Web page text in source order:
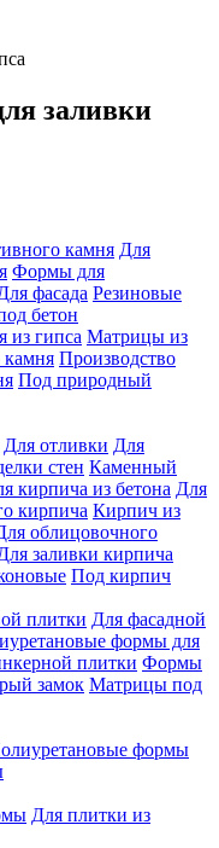
заливки
камня Для
Формы для
фасада Резиновые
бетон
из гипса Матрицы из
камня Производство
Под природный
Для отливки Для
стен Каменный
кирпича из бетона Для
кирпича Кирпич из
облицовочного
заливки кирпича
Под кирпич
плитки Для фасадной
формы для
плитки Формы
замок Матрицы под
формы
Для плитки из